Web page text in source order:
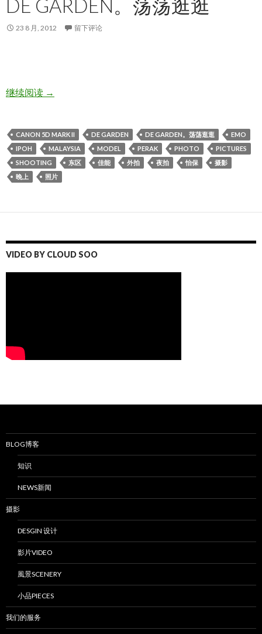
DE GARDEN。荡荡逛逛
23 8 月, 2012 留下评论
继续阅读De garden。荡荡逛逛
→
CANON 5D MARK II DE GARDEN DE GARDEN。荡荡逛逛
EMO
IPOH
MALAYSIA MODEL PERAK PHOTO
PICTURES
SHOOTING
东区 佳能 外拍 夜拍 怡保
摄影
晚上
照片
VIDEO BY CLOUD SOO
BLOG博客
知识
NEWS新闻
摄影
DESGIN 设计
影片VIDEO
風景SCENERY
小品PIECES
我们的服务